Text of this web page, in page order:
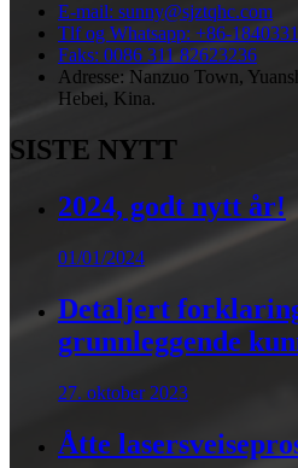
E-mail: sunny@sjztqhc.com
Tlf og Whatsapp: +86-
Faks: 0086 311 82623236
Adresse: Nanzuo Town,
Hebei, Kina.
SISTE NYTT
2024, godt nytt år!
01/01/2024
Detaljert
grunnleggende
27. oktober 2023
Åtte